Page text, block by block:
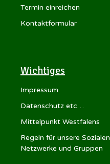
Termin einreichen
Kontaktformular
Wichtiges
Impressum
Datenschutz etc…
Mittelpunkt Westfalens
Regeln für unsere Sozialen
Netzwerke und Gruppen